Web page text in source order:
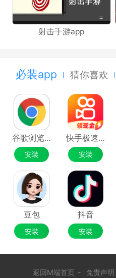
射击手游app
必装app 猜你喜欢
谷歌浏览器Google Chrome
安装
快手极速版
安装
豆包
安装
抖音
安装
返回M端首页 - 免责声明